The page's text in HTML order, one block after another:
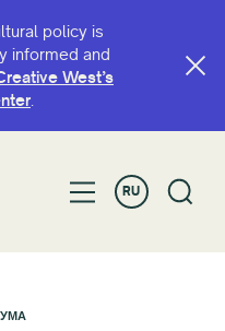
policy is
informed and
West’s
.
RU